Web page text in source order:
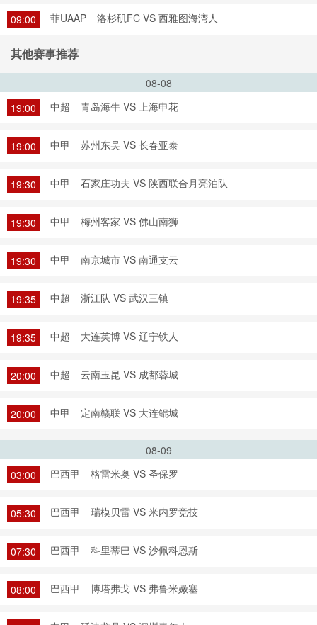
09:00 菲UAAP 洛杉矶FC VS 西雅图海湾人
其他赛事推荐
08-08
19:00
中超 青岛海牛 VS 上海申花
19:00 中甲 苏州东吴 VS 长春亚泰
19:30 中甲 石家庄功夫 VS 陕西联合月亮泊队
19:30 中甲 梅州客家 VS 佛山南狮
19:30 中甲 南京城市 VS 南通支云
19:35 中超 浙江队 VS 武汉三镇
19:35 中超 大连英博 VS 辽宁铁人
20:00 中超 云南玉昆 VS 成都蓉城
20:00 中甲 定南赣联 VS 大连鲲城
08-09
03:00
巴西甲 格雷米奥 VS 圣保罗
05:30 巴西甲 瑞模贝雷 VS 米内罗竞技
07:30 巴西甲 科里蒂巴 VS 沙佩科恩斯
08:00 巴西甲 博塔弗戈 VS 弗鲁米嫩塞